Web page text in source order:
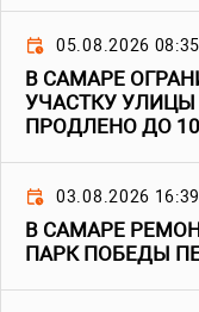
05.08.2026 08:35
В САМАРЕ
УЧАСТКУ
ПРОДЛЕНО ДО
03.08.2026 16:39
В САМАРЕ
ПАРК ПОБЕДЫ